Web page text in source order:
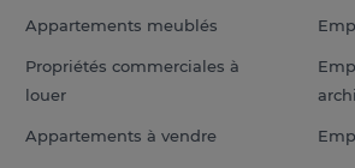
Appartements meublés
Propriétés commerciales à
louer
Appartements à vendre